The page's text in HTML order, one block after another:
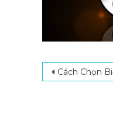
Post
Cách Chọn Biển Số